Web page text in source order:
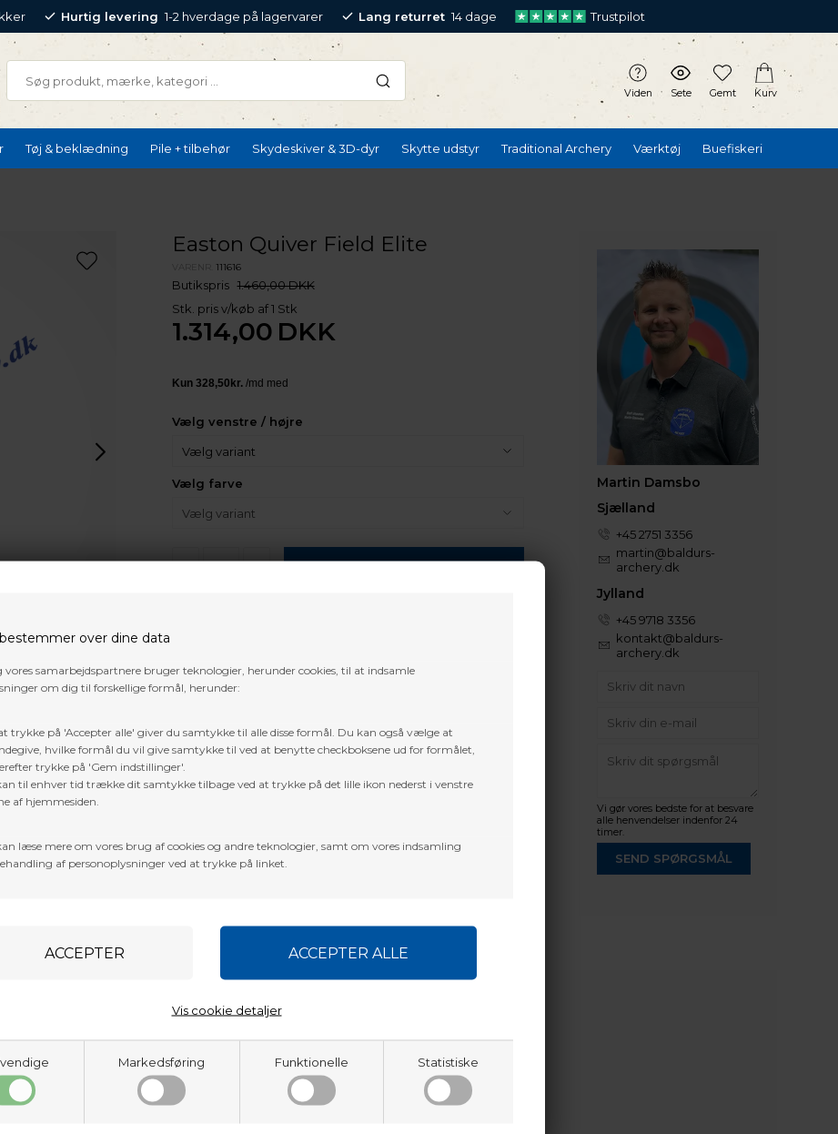
over dine data
vores samarbejdspartnere bruger teknologier, herunder cookies, til at indsamle
om dig til forskellige formål, herunder:
trykke på 'Accepter alle' giver du samtykke til alle disse formål. Du kan også vælge at
hvilke formål du vil give samtykke til ved at benytte checkboksene ud for formålet,
trykke på 'Gem indstillinger'.
til enhver tid trække dit samtykke tilbage ved at trykke på det lille ikon nederst i venstre
af hjemmesiden.
læse mere om vores brug af cookies og andre teknologier, samt om vores indsamling
af personoplysninger ved at trykke på linket.
Markedsføring Funktionelle Statistiske
Vis cookie detaljer
Hurtig levering 1-2 hverdage på lagervarer Lang returret 14 dage Trustpilot
Viden Sete Gemt Kurv
Tøj & beklædning Pile + tilbehør Skydeskiver & 3D-dyr Skytte udstyr Traditional Archery Værktøj Buefiskeri
Easton Quiver Field Elite
111616
Butikspris 1.460,00 DKK
Stk. pris v/køb af 1 Stk
1.314,00 DKK
Vælg venstre / højre
Vælg farve
Der er
Trustpilot
Martin Damsbo
Sjælland
+45 2751 3356
martin@baldurs-
archery.dk
Jylland
+45 9718 3356
kontakt@baldurs-
archery.dk
Vi gør vores bedste for at besvare
alle henvendelser indenfor 24
timer.
SEND SPØRGSMÅL